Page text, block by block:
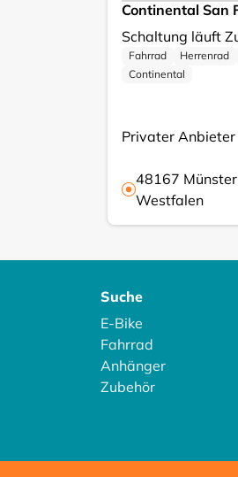
Continental San
Schaltung läuft
Fahrrad Herrenrad
Continental
Privater Anbieter
48167 Münster
Westfalen
Suche
E-Bike
Fahrrad
Anhänger
Zubehör